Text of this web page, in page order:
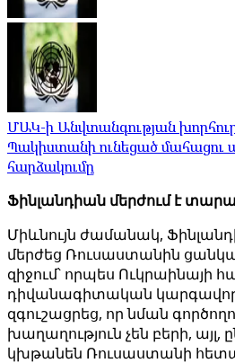
ՄԱԿ-ի Անվտանգության
Պակիստանի ունեցած մահացու
հարձակումը
Ֆինլանդիան մերժում է
Միևնույն ժամանակ,
մերժեց Ռուսաստանին
զիջում՝ որպես Ուկրաինայի
դիվանագիտական
զգուշացրեց, որ նման
խաղաղություն չեն բերի,
կխթանեն Ռուսաստանի